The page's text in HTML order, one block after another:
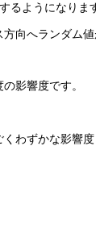
るようになりま
向へランダム値
影響度です。
わずかな影響度